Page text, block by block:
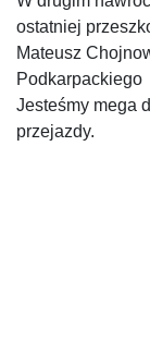
ostatniej
Mateusz
Podkarpackiego
Jesteśmy mega
przejazdy.